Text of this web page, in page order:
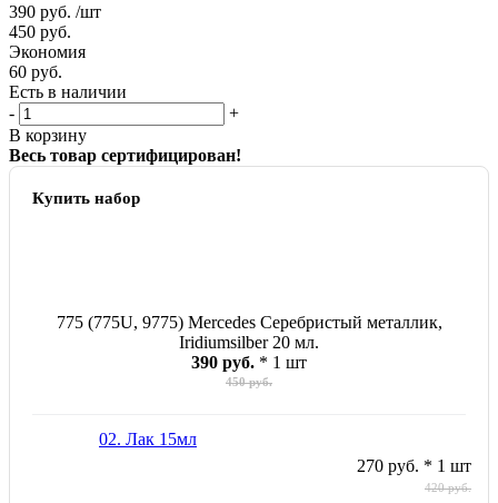
390 руб. /шт
450 руб.
Экономия
60 руб.
Есть в наличии
-
+
В корзину
Весь товар сертифицирован!
Купить набор
775 (775U, 9775) Mercedes Серебристый металлик,
Iridiumsilber 20 мл.
390 руб. * 1 шт
450 руб.
02. Лак 15мл
270 руб. * 1 шт
420 руб.